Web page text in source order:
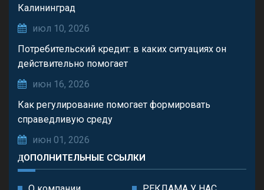
Калининград
июл 10, 2026
Потребительский кредит: в каких ситуациях он
действительно помогает
июн 16, 2026
Как регулирование помогает формировать
справедливую среду
июн 01, 2026
ДОПОЛНИТЕЛЬНЫЕ ССЫЛКИ